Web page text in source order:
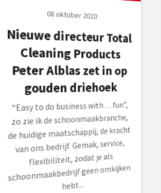
08 oktober 2020
Nieuwe directeur Total
Cleaning Products
Peter Alblas zet in op
gouden driehoek
“Easy to do business with… fun”,
zo zie ik de schoonmaakbranche,
de huidige maatschappij, de kracht
van ons bedrijf. Gemak, service,
flexibiliteit, zodat je als
schoonmaakbedrijf geen omkijken
hebt...